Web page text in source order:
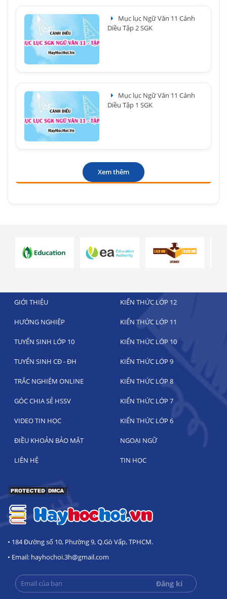
Mục lục Ngữ Văn 11 Cánh
Diều Tập 2 SGK
Mục lục Ngữ Văn 11 Cánh
Diều Tập 1 SGK
Xem thêm
GIỚI THIỆU KIẾN THỨC LỚP 12
HƯỚNG NGHIỆP KIẾN THỨC LỚP 11
TUYỂN SINH LỚP 10 KIẾN THỨC LỚP 10
TUYỂN SINH CĐ - ĐH KIẾN THỨC LỚP 9
TRẮC NGHIỆM ONLINE KIẾN THỨC LỚP 8
GÓC CHIA SẺ HSSV KIẾN THỨC LỚP 7
VIDEO TIN HỌC KIẾN THỨC LỚP 6
ĐIỀU KHOẢN BẢO MẬT NGOẠI NGỮ
LIÊN HỆ TIN HỌC
• 184 Đường số 10, Phường 9, Q.Gò Vấp, TPHCM.
• Email: hayhochoi.3h@gmail.com